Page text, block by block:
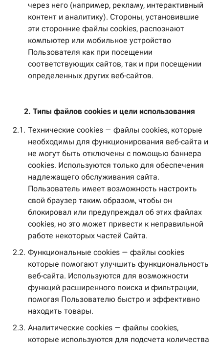
через него (например, рекламу, интерактивный
контент и аналитику). Стороны, установившие
эти сторонние файлы cookies, распознают
компьютер или мобильное устройство
Пользователя как при посещении
соответствующих сайтов, так и при посещении
определенных других веб-сайтов.
2. Типы файлов cookies и цели использования
2.1. Технические cookies — файлы cookies, которые
необходимы для функционирования веб-сайта и
не могут быть отключены с помощью баннера
cookies. Используются только для обеспечения
надлежащего обслуживания сайта.
Пользователь имеет возможность настроить
свой браузер таким образом, чтобы он
блокировал или предупреждал об этих файлах
cookies, но это может привести к неправильной
работе некоторых частей Сайта.
2.2. Функциональные cookies — файлы cookies
которые помогают улучшить функциональность
веб-сайта. Используются для возможности
функций расширенного поиска и фильтрации,
помогая Пользователю быстро и эффективно
находить товары.
2.3. Аналитические cookies — файлы cookies,
которые используются для подсчета количества